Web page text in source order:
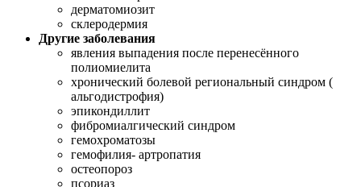
дерматомиозит
склеродермия
Другие заболевания
явления выпадения после перенесённого
полиомиелита
хронический болевой региональный синдром (
альгодистрофия)
эпикондиллит
фибромиалгический синдром
гемохроматозы
гемофилия- артропатия
остеопороз
псориаз